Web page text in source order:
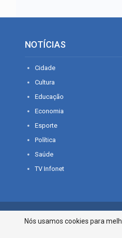
NOTÍCIAS
Cidade
Cultura
Educação
Economia
Esporte
Política
Saúde
TV Infonet
© 2026 - O que é notícia em
Nós usamos cookies para